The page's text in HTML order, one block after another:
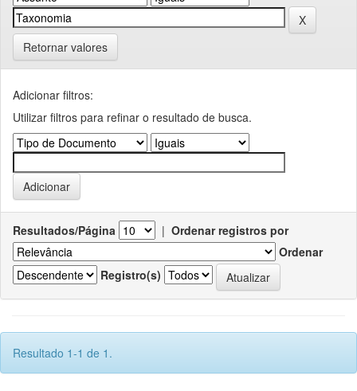
Retornar valores
Adicionar filtros:
Utilizar filtros para refinar o resultado de busca.
Resultados/Página | Ordenar registros por
Ordenar
Registro(s)
Resultado 1-1 de 1.